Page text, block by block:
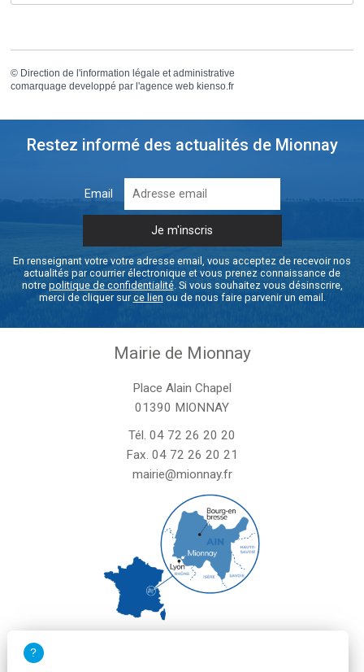
© Direction de l'information légale et administrative
comarquage developpé par l'agence web kienso.fr
Restez informé des actualités de Mionnay
Email
En renseignant votre votre adresse email, vous acceptez de recevoir nos
actualités par courrier électronique et vous prenez connaissance de
notre politique de confidentialité. Si vous souhaitez vous désinscrire,
merci de cliquer surce lien ou de nous faire parvenir un email.
Mairie de Mionnay
Place Alain Chapel
01390 MIONNAY
Tél. 04 72 26 20 20
Fax. 04 72 26 20 21
mairie@mionnay.fr